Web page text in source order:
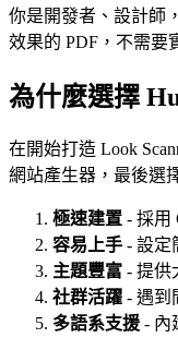
你是開發者、設計師
效果的 PDF，不需要
為什麼選擇
在開始打造 Look
網站產生器，最後選
極速建置 - 採用
容易上手 - 設定
主題豐富 - 提供
社群活躍 - 遇到
多語系支援 - 內